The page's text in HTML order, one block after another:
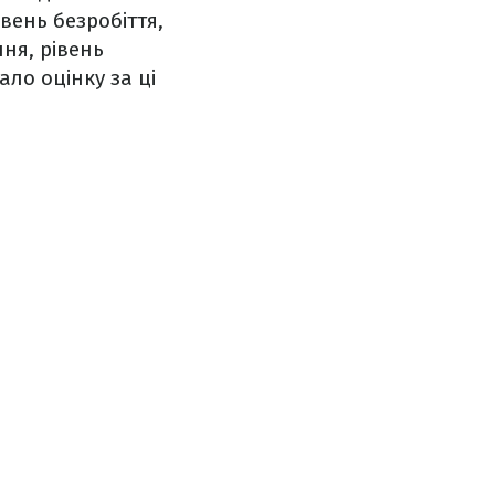
безробіття,
рівень
оцінку за ці